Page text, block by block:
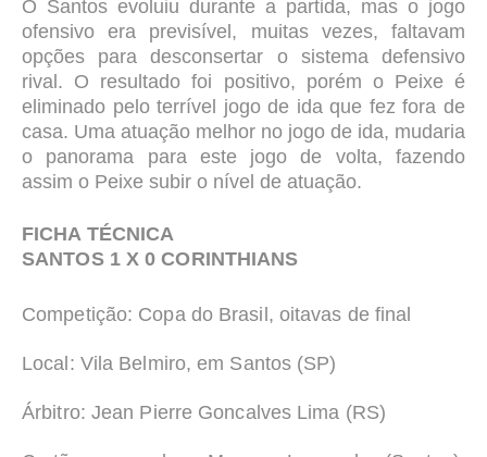
O Santos evoluiu durante a partida, mas o jogo
ofensivo era previsível, muitas vezes, faltavam
opções para desconsertar o sistema defensivo
rival. O resultado foi positivo, porém o Peixe é
eliminado pelo terrível jogo de ida que fez fora de
casa. Uma atuação melhor no jogo de ida, mudaria
o panorama para este jogo de volta, fazendo
assim o Peixe subir o nível de atuação.
FICHA TÉCNICA
SANTOS 1 X 0 CORINTHIANS
Competição: Copa do Brasil, oitavas de final
Local: Vila Belmiro, em Santos (SP)
Árbitro: Jean Pierre Goncalves Lima (RS)